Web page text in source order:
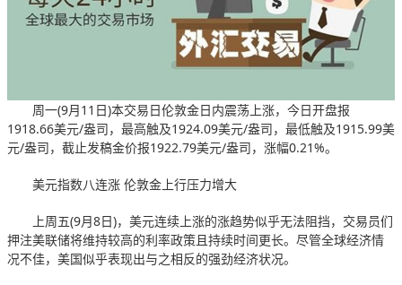
周一(9月11日)本交易日伦敦金日内震荡上涨，今日开盘报
1918.66美元/盎司，最高触及1924.09美元/盎司，最低触及1915.99美
元/盎司，截止发稿金价报1922.79美元/盎司，涨幅0.21%。
美元指数八连涨 伦敦金上行压力增大
上周五(9月8日)，美元连续上涨的涨趋势似乎无法阻挡，交易员们
押注美联储将维持较高的利率政策且持续时间更长。尽管全球经济情
况不佳，美国似乎表现出与之相反的强劲经济状况。